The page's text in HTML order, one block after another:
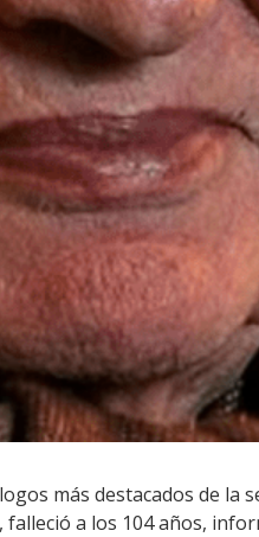
más destacados de la
a los 104 años,